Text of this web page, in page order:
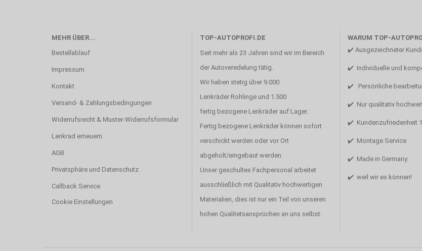
MEHR ÜBER...
Bestellablauf
Impressum
Kontakt
Versand- & Zahlungsbedingungen
Widerrufsrecht & Muster-Widerrufsformular
Lenkrad erneuern
AGB
Privatsphäre und Datenschutz
Callback Service
Cookie Einstellungen
TOP-AUTOPROFI.DE
Seit mehr als 23 Jahren sind wir im Bereich
der Autoveredelung tätig.
Wir haben stetig über 9.000
Lenkräder Rohlinge und 1.500
fertig bezogene Lenkräder auf Lager.
Fertig bezogene Lenkräder können sofort
verschickt werden oder vor Ort
abgeholt/eingebaut werden.
Unser geschultes Fachpersonal arbeitet
ausschließlich mit Qualitativ hochwertigen
Materialien, dies ist nur ein Teil von unseren
hohen Qualitetsansprüchen an uns selbst.
WARUM TOP-
✔️ Ausgezeichneter
✔️ Individuelle und
✔️ Persönliche
✔️ Nur qualitativ
✔️ Kundenzufriedenheit
✔️ Montage Service
✔️ Made in Germany
✔️ weil wir es können!